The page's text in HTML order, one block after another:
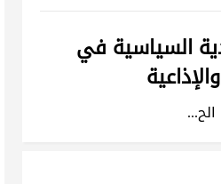
السياسية في